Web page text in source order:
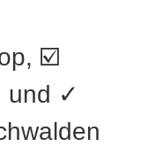
☑️
und ✓